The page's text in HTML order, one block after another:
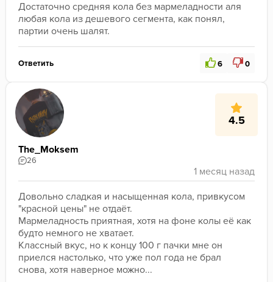
Достаточно средняя кола без мармеладности аля
любая кола из дешевого сегмента, как понял,
партии очень шалят.
Ответить 6 0
4.5
The_Moksem
26
Довольно сладкая и насыщенная кола, привкусом
"красной цены" не отдаёт.
Мармеладность приятная, хотя на фоне колы её как
будто немного не хватает.
Классный вкус, но к концу 100 г пачки мне он
приелся настолько, что уже пол года не брал
снова, хотя наверное можно...